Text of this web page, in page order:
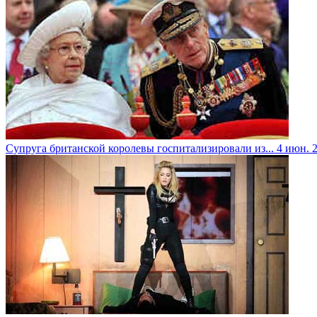
Супруга британской королевы госпитализировали из... 4 июн.